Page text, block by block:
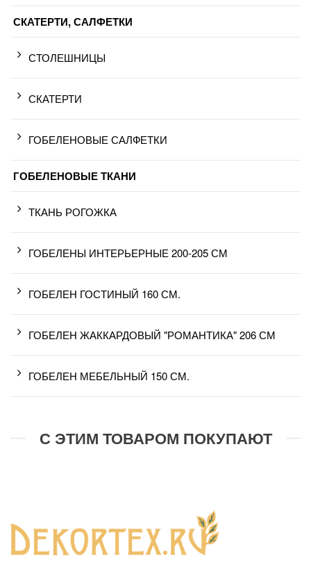
СКАТЕРТИ, САЛФЕТКИ
СТОЛЕШНИЦЫ
СКАТЕРТИ
ГОБЕЛЕНОВЫЕ САЛФЕТКИ
ГОБЕЛЕНОВЫЕ ТКАНИ
ТКАНЬ РОГОЖКА
ГОБЕЛЕНЫ ИНТЕРЬЕРНЫЕ 200-205 СМ
ГОБЕЛЕН ГОСТИНЫЙ 160 СМ.
ГОБЕЛЕН ЖАККАРДОВЫЙ "РОМАНТИКА" 206 СМ
ГОБЕЛЕН МЕБЕЛЬНЫЙ 150 СМ.
С ЭТИМ ТОВАРОМ ПОКУПАЮТ